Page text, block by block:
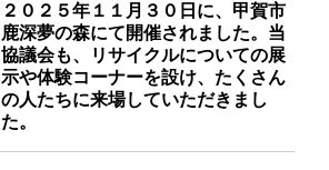
２０２５年１１月３０日に、甲賀市
鹿深夢の森にて開催されました。当
協議会も、リサイクルについての展
示や体験コーナーを設け、たくさん
の人たちに来場していただきまし
た。